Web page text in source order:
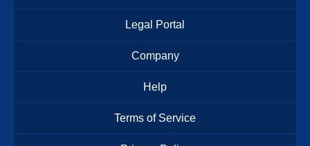
Legal Portal
Company
Help
Terms of Service